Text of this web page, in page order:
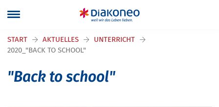
START AKTUELLES
UNTERRICHT
2020_"BACK TO SCHOOL"
"Back to school"